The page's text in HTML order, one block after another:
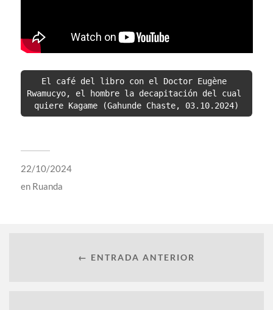
El café del libro con el Doctor Eugène
Rwamucyo, el hombre la decapitación del cual
quiere Kagame (Gahunde Chaste, 03.10.2024)
22/10/2024
en Ruanda
← ENTRADA ANTERIOR